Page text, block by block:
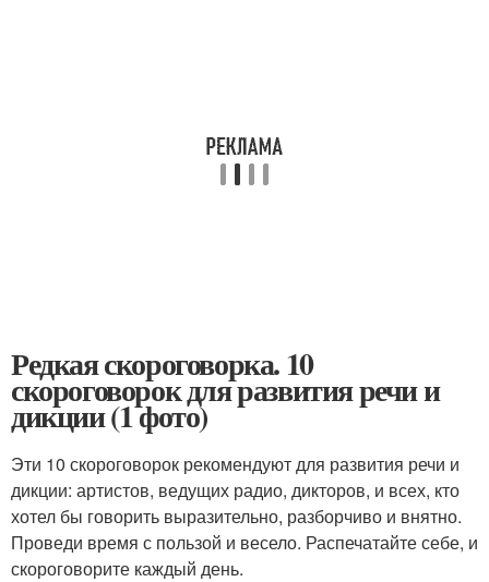
Редкая скороговорка. 10
скороговорок для развития речи и
дикции (1 фото)
Эти 10 скороговорок рекомендуют для развития речи и
дикции: артистов, ведущих радио, дикторов, и всех, кто
хотел бы говорить выразительно, разборчиво и внятно.
Проведи время с пользой и весело. Распечатайте себе, и
скороговорите каждый день.